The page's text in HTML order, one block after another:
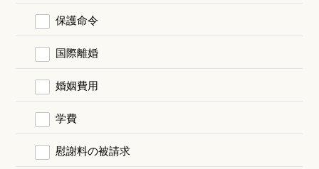
保護命令
国際離婚
婚姻費用
学費
慰謝料の被請求